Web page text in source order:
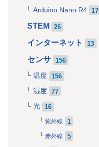
Arduino Nano R4 17
STEM 26
インターネット 13
センサ 156
温度 156
湿度 77
光 16
紫外線 1
赤外線 5